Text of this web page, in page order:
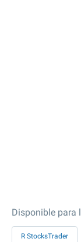
Disponible para
R StocksTrader